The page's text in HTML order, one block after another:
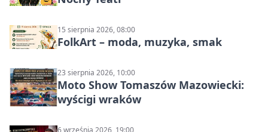
15 sierpnia 2026, 08:00
FolkArt – moda, muzyka, smak
23 sierpnia 2026, 10:00
Moto Show Tomaszów Mazowiecki:
wyścigi wraków
6 września 2026, 19:00